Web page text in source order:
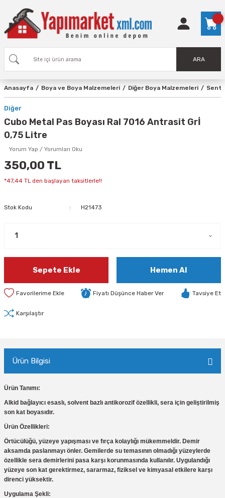
ARA
Anasayfa Boya ve Boya Malzemeleri Diğer Boya Malzemeleri
Diğer
Cubo Metal Pas Boyası Ral 7016 Antrasit Grİ
0,75 Litre
Yorum Yap / Yorumları Oku
350,00 TL
*47,44 TL den başlayan taksitlerle!!
Stok Kodu H21473
Sepete Ekle Hemen Al
Fiyatı Düşünce Haber Ver Tavsiye Et
Karşılaştır
Ürün Bilgisi
Ürün Tanımı:
Alkid bağlayıcı esaslı, solvent bazlı antikorozif özellikli, sera için geliştirilmiş
son kat boyasıdır.
Ürün Özellikleri:
Örtücülüğü, yüzeye yapışması ve fırça kolaylığı mükemmeldir. Demir
aksamda paslanmayı önler. Gemilerde su temasının olmadığı yüzeylerde
özellikle sera demirlerini pasa karşı korunmasında kullanılır. Uygulandığı
yüzeye son kat gerektirmez, sararmaz, fiziksel ve kimyasal etkilere karşı
direnci yüksektir.
Uygulama Şekli: